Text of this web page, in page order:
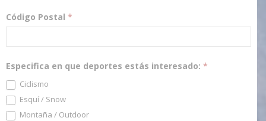
Código Postal *
Especifica en que deportes estás interesado: *
Ciclismo
Esquí / Snow
Montaña / Outdoor